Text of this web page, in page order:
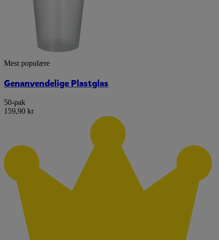
Mest populære
Genanvendelige Plastglas
50-pak
159,90 kr